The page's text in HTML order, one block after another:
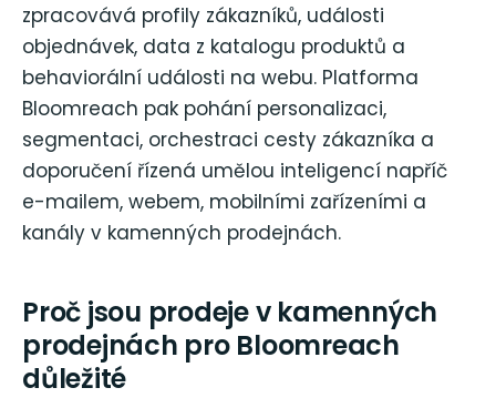
zpracovává profily zákazníků, události
objednávek, data z katalogu produktů a
behaviorální události na webu. Platforma
Bloomreach pak pohání personalizaci,
segmentaci, orchestraci cesty zákazníka a
doporučení řízená umělou inteligencí napříč
e-mailem, webem, mobilními zařízeními a
kanály v kamenných prodejnách.
Proč jsou prodeje v kamenných
prodejnách pro Bloomreach
důležité